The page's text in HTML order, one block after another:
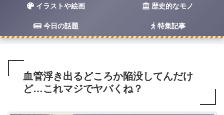
イラストや絵画 歴史的なモノ
今日の話題 特集記事
血管浮き出るどころか陥没してんだけ
ど…これマジでヤバくね？